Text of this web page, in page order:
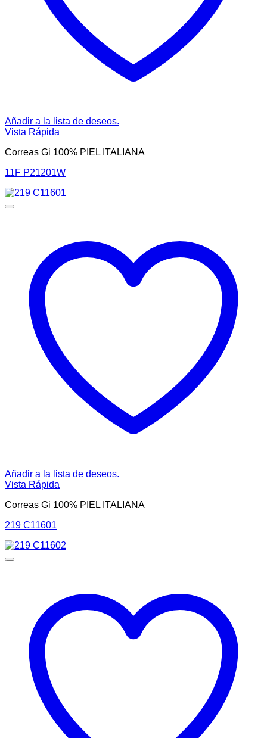
Añadir a la lista de deseos.
Vista Rápida
Correas Gi 100% PIEL ITALIANA
11F P21201W
Añadir a la lista de deseos.
Vista Rápida
Correas Gi 100% PIEL ITALIANA
219 C11601